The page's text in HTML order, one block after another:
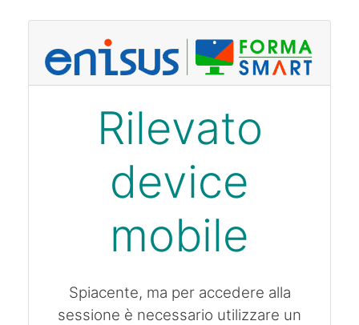
Rilevato
device
mobile
Spiacente, ma per accedere alla
sessione è necessario utilizzare un